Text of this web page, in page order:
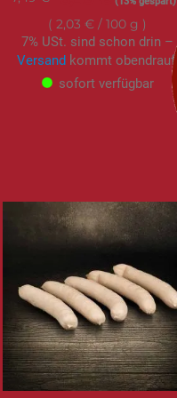
2,03 € / 100 g
7% USt. sind schon drin –
Versand kommt obendrauf.
sofort verfügbar